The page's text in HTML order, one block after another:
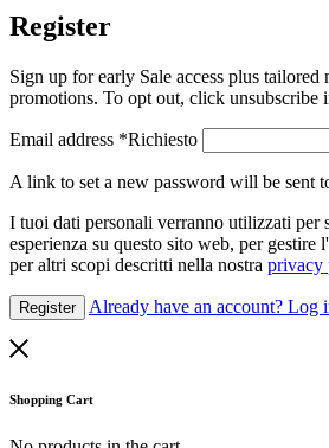
Register
Sign up for early Sale access plus tailored
promotions. To opt out, click unsubscribe
Email address *Richiesto
A link to set a new password will be sent
I tuoi dati personali verranno utilizzati per
esperienza su questo sito web, per gestire
per altri scopi descritti nella nostra privacy
Register Already have an account? Log
Shopping Cart